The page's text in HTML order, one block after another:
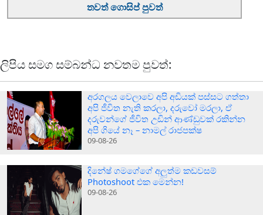
තවත් ගොසිප් පුවත්
ලිපිය සමග සම්බන්ධ නවතම පුවත්:
අරගලය වෙලාවෙ අපි අඩියක් පස්සට ගත්තා
අපි ජීවිත නැති කරලා, දරුවෝ මරලා, ඒ
දරුවන්ගේ ජීවිත උඩින් ආණ්ඩුවක් රකින්න
අපි ගියේ නෑ – නාමල් රාජපක්ෂ
09-08-26
දිනේෂ් ගමගේගේ අලුත්ම කඩවසම්
Photoshoot එක මෙන්න!
09-08-26